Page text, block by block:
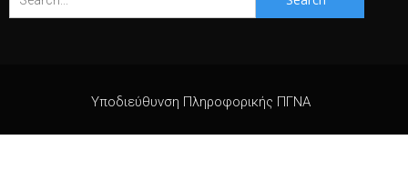
for:
Υποδιεύθυνση Πληροφορικής ΠΓΝΑ